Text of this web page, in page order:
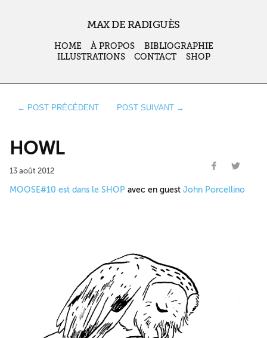
MAX DE RADIGUÈS
HOME À PROPOS
BIBLIOGRAPHIE
ILLUSTRATIONS
CONTACT SHOP
← POST PRÉCÉDENT POST SUIVANT →
HOWL
13 août 2012
MOOSE#10 est dans le SHOP avec en guest John Porcellino